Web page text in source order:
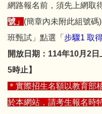
網路報名前，須先上網取
號」 (簡章內未附此組號
班甄試」點選「 步驟1 取
開放日期：114年10月2
5時止】
＊實際招生名額以教育部
於本網站，請考生報名時